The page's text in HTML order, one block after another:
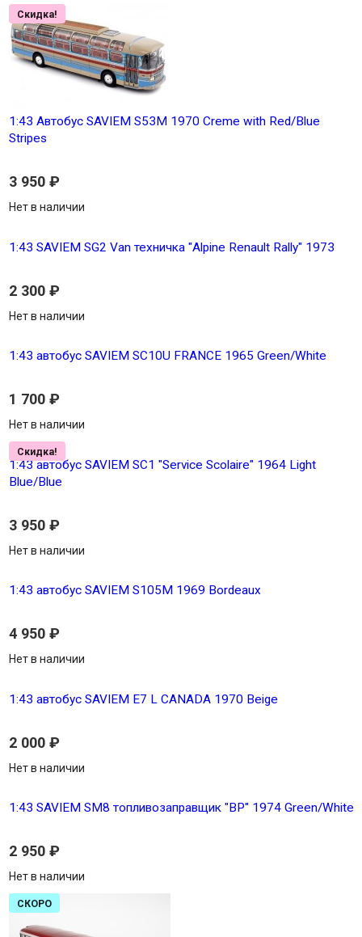
Скидка!
1:43 Автобус SAVIEM S53M 1970 Creme with Red/Blue
Stripes
3 950 ₽
Нет в наличии
1:43 SAVIEM SG2 Van техничка "Alpine Renault Rally" 1973
2 300 ₽
Нет в наличии
1:43 автобус SAVIEM SC10U FRANCE 1965 Green/White
1 700 ₽
Нет в наличии
Скидка!
1:43 автобус SAVIEM SC1 "Service Scolaire" 1964 Light
Blue/Blue
3 950 ₽
Нет в наличии
1:43 автобус SAVIEM S105M 1969 Bordeaux
4 950 ₽
Нет в наличии
1:43 автобус SAVIEM E7 L CANADA 1970 Beige
2 000 ₽
Нет в наличии
1:43 SAVIEM SM8 топливозаправщик "BP" 1974 Green/White
2 950 ₽
Нет в наличии
СКОРО